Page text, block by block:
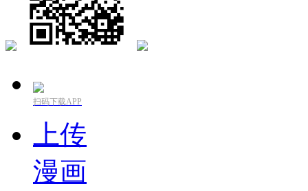
扫码下载APP
上传
漫画